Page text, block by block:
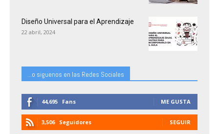
Diseño Universal para el Aprendizaje
22 abril, 2024
...o siguenos en las Redes Sociales
44,695 Fans ME GUSTA
3,506 Seguidores SEGUIR